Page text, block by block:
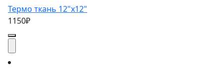
Термо ткань 12"x12"
1150₽